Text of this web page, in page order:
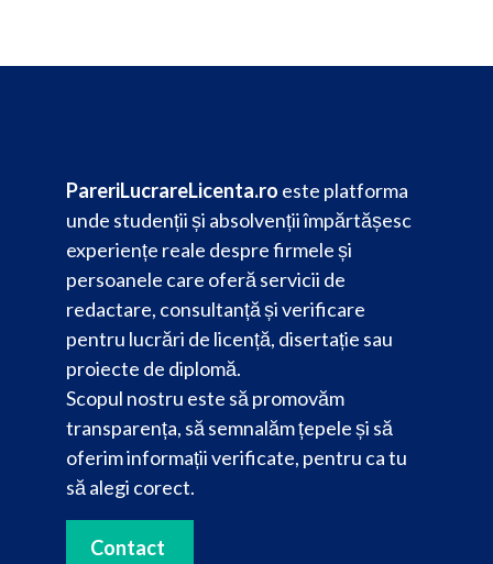
PareriLucrareLicenta.ro este platforma
unde studenții și absolvenții împărtășesc
experiențe reale despre firmele și
persoanele care oferă servicii de
redactare, consultanță și verificare
pentru lucrări de licență, disertație sau
proiecte de diplomă.
Scopul nostru este să promovăm
transparența, să semnalăm țepele și să
oferim informații verificate, pentru ca tu
să alegi corect.
Contact